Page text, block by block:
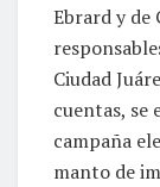
Ebrard y de
Ciudad
cuentas, se
campaña
manto de